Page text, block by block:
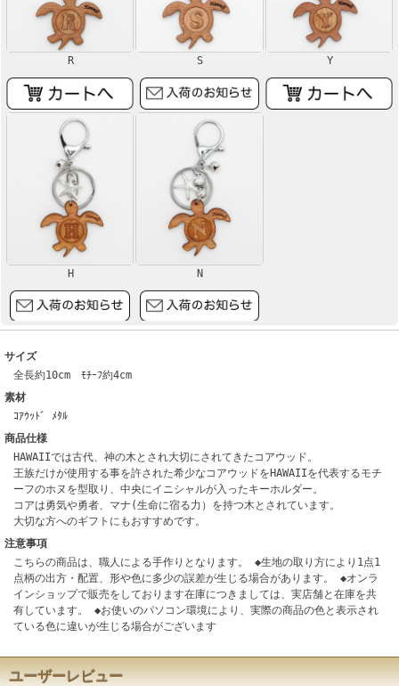
R S Y
H N
サイズ
全長約10cm ﾓﾁｰﾌ約4cm
素材
ｺｱｳｯﾄﾞ ﾒﾀﾙ
商品仕様
HAWAIIでは古代、神の木とされ大切にされてきたコアウッド。
王族だけが使用する事を許された希少なコアウッドをHAWAIIを代表するモチ
ーフのホヌを型取り、中央にイニシャルが入ったキーホルダー。
コアは勇気や勇者、マナ(生命に宿る力）を持つ木とされています。
大切な方へのギフトにもおすすめです。
注意事項
こちらの商品は、職人による手作りとなります。 ◆生地の取り方により1点1
点柄の出方・配置、形や色に多少の誤差が生じる場合があります。 ◆オンラ
インショップで販売をしております在庫につきましては、実店舗と在庫を共
有しています。 ◆お使いのパソコン環境により、実際の商品の色と表示され
ている色に違いが生じる場合がございます
ユーザーレビュー